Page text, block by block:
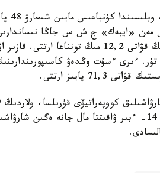
«ايبەك» ج ش س جاڭا نىساندارىن
71,3 پايىز ارتتى.